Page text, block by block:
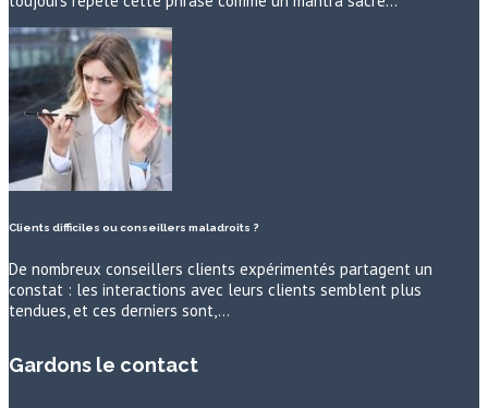
Clients difficiles ou conseillers maladroits ?
De nombreux conseillers clients expérimentés partagent un
constat : les interactions avec leurs clients semblent plus
tendues, et ces derniers sont,…
Gardons le contact